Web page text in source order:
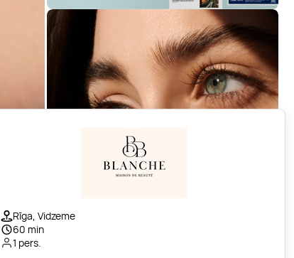
Rīga, Vidzeme
60 min
1 pers.